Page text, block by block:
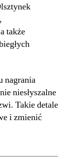
także
nagrania
niesłyszalne
Takie detale
i zmienić